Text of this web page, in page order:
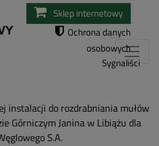
Przejdź
do
Sklep internetowy
Ochrona danych
osobowych
Sygnaliści
instalacji do rozdrabniania mułów
Górniczym Janina w Libiążu dla
S.A.